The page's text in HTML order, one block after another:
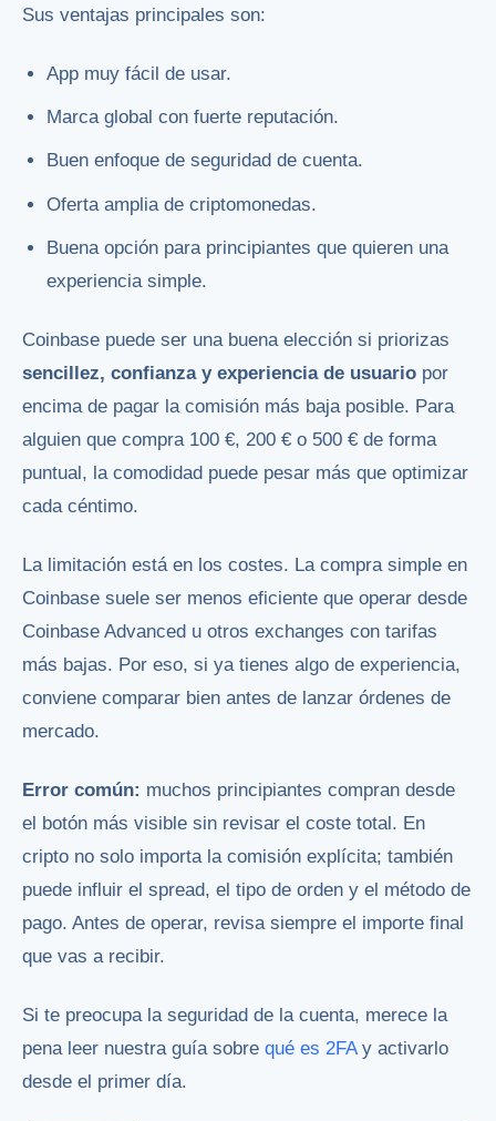
Sus ventajas principales son:
App muy fácil de usar.
Marca global con fuerte reputación.
Buen enfoque de seguridad de cuenta.
Oferta amplia de criptomonedas.
Buena opción para principiantes que quieren una
experiencia simple.
Coinbase puede ser una buena elección si priorizas
sencillez, confianza y experiencia de usuario por
encima de pagar la comisión más baja posible. Para
alguien que compra 100 €, 200 € o 500 € de forma
puntual, la comodidad puede pesar más que optimizar
cada céntimo.
La limitación está en los costes. La compra simple en
Coinbase suele ser menos eficiente que operar desde
Coinbase Advanced u otros exchanges con tarifas
más bajas. Por eso, si ya tienes algo de experiencia,
conviene comparar bien antes de lanzar órdenes de
mercado.
Error común: muchos principiantes compran desde
el botón más visible sin revisar el coste total. En
cripto no solo importa la comisión explícita; también
puede influir el spread, el tipo de orden y el método de
pago. Antes de operar, revisa siempre el importe final
que vas a recibir.
Si te preocupa la seguridad de la cuenta, merece la
pena leer nuestra guía sobre qué es 2FAy activarlo
desde el primer día.